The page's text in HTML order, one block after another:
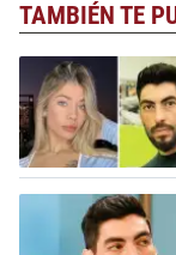
TAMBIÉN TE